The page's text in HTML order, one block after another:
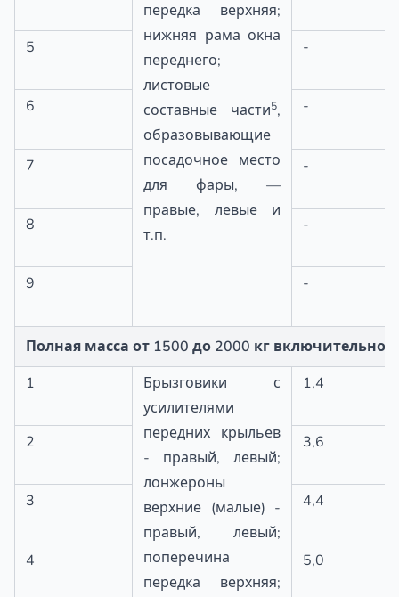
передка верхняя;
нижняя рама окна
переднего;
листовые
составные части5,
образовывающие
посадочное место
для фары, —
правые, левые и
т.п.
5 -
6 -
7 -
8 -
9 -
Полная масса от 1500 до 2000 кг включительно
1
Брызговики с
усилителями
передних крыльев
- правый, левый;
лонжероны
верхние (малые) -
правый, левый;
поперечина
передка верхняя;
1,4
2 3,6
3 4,4
4 5,0